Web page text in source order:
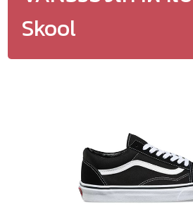
Skool